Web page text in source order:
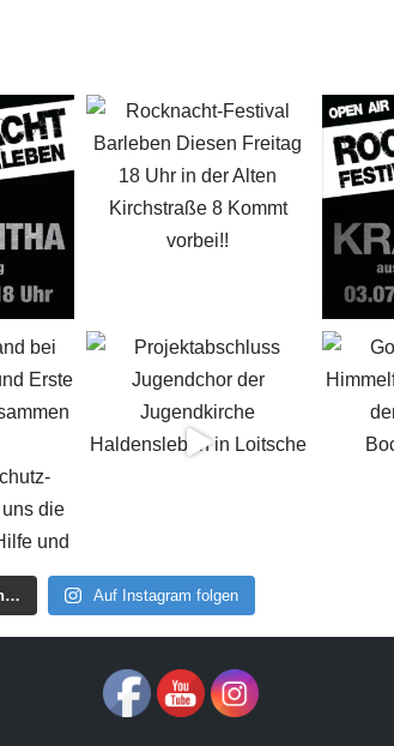
Auf Instagram folgen